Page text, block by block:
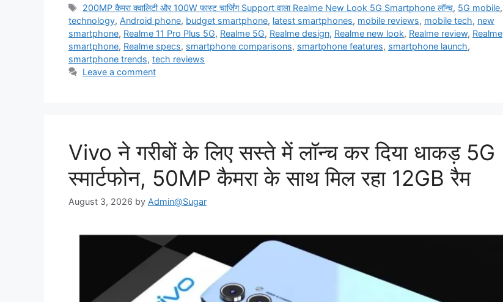
Tags
200MP कैमरा क्वालिटी और 100W फास्ट चार्जिंग Support वाला Realme New Look 5G Smartphone लॉन्च, 5G mobile,
technology, Android phone, budget smartphone, latest smartphones, mobile reviews, mobile tech, new
smartphone, Realme 11 Pro Plus 5G, Realme 5G, Realme design, Realme new look, Realme review, Realme
smartphone, Realme specs, smartphone comparisons, smartphone features, smartphone launch,
smartphone trends, tech reviews
Leave a comment
Vivo ने गरीबों के लिए सस्ते में लॉन्च कर दिया धाकड़ 5G
स्मार्टफोन, 50MP कैमरा के साथ मिल रहा 12GB रैम
August 3, 2026 by Admin@Sugar